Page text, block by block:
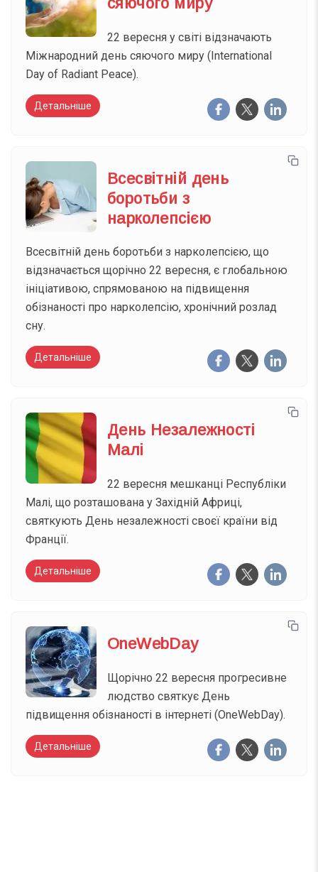
22 вересня у світі відзначають
Міжнародний день сяючого миру (International
Day of Radiant Peace).
Детальніше
Всесвітній день
боротьби з
нарколепсією
Всесвітній день боротьби з нарколепсією, що
відзначається щорічно 22 вересня, є глобальною
ініціативою, спрямованою на підвищення
обізнаності про нарколепсію, хронічний розлад
сну.
Детальніше
День Незалежності
Малі
22 вересня мешканці Республіки
Малі, що розташована у Західній Африці,
святкують День незалежності своєї країни від
Франції.
Детальніше
OneWebDay
Щорічно 22 вересня прогресивне
людство святкує День
підвищення обізнаності в інтернеті (OneWebDay).
Детальніше